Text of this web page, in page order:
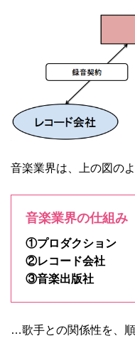
音楽業界は、上の図の
音楽業界の仕組み
①プロダクション
②レコード会社
③音楽出版社
…歌手との関係性を、